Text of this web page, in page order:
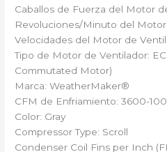
Caballos de Fuerza del Motor
Revoluciones/Minuto del Motor
Velocidades del Motor de
Tipo de Motor de Ventilador:
Commutated Motor)
Marca: WeatherMaker®
CFM de Enfriamiento: 3600-
Color: Gray
Compressor Type: Scroll
Condenser Coil Fins per Inch